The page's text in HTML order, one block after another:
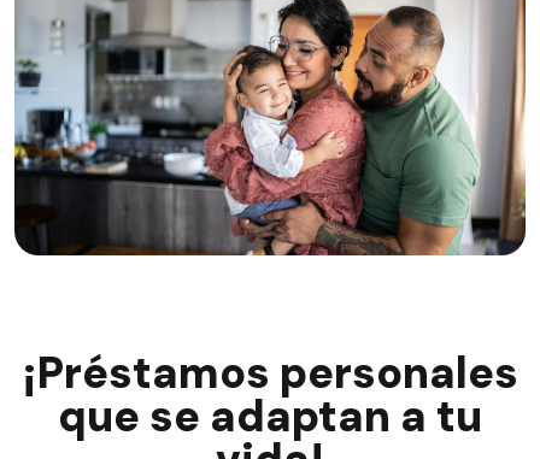
¡Préstamos personales
que se adaptan a tu